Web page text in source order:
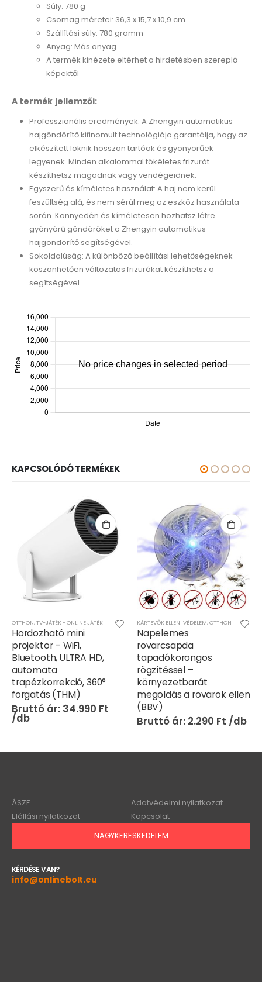
Súly: 780 g
Csomag méretei: 36,3 x 15,7 x 10,9 cm
Szállítási súly: 780 gramm
Anyag: Más anyag
A termék kinézete eltérhet a hirdetésben szereplő
képektől
A termék jellemzői:
Professzionális eredmények: A Zhengyin automatikus
hajgöndörítő kifinomult technológiája garantálja, hogy az
elkészített loknik hosszan tartóak és gyönyörűek
legyenek. Minden alkalommal tökéletes frizurát
készíthetsz magadnak vagy vendégeidnek.
Egyszerű és kíméletes használat: A haj nem kerül
feszültség alá, és nem sérül meg az eszköz használata
során. Könnyedén és kíméletesen hozhatsz létre
gyönyörű göndöröket a Zhengyin automatikus
hajgöndörítő segítségével.
Sokoldalúság: A különböző beállítási lehetőségeknek
köszönhetően változatos frizurákat készíthetsz a
segítségével.
KAPCSOLÓDÓ TERMÉKEK
OTTHON,TV-JÁTÉK - ONLINE JÁTÉK
Hordozható mini
projektor – WiFi,
Bluetooth, ULTRA HD,
automata
trapézkorrekció, 360°
forgatás (THM)
34.990 Ft
KÁRTEVŐK ELLENI VÉDELEM,OTTHON
Napelemes
rovarcsapda
tapadókorongos
rögzítéssel –
környezetbarát
megoldás a rovarok ellen
(BBV)
2.290 Ft
ÁSZF
Adatvédelmi nyilatkozat
Elállási nyilatkozat
Kapcsolat
NAGYKERESKEDELEM
KÉRDÉSE VAN?
info@onlinebolt.eu